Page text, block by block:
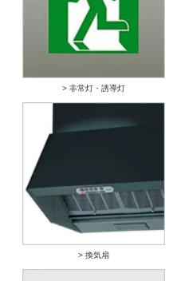
> 非常灯・誘導灯
> 換気扇